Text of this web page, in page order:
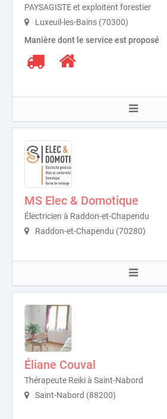
PAYSAGISTE et exploitent forestier
Luxeuil-les-Bains (70300)
Manière dont le service est proposé
MS Elec & Domotique
Électricien à Raddon-et-Chapendu
Raddon-et-Chapendu (70280)
Éliane Couval
Thérapeute Reiki à Saint-Nabord
Saint-Nabord (88200)